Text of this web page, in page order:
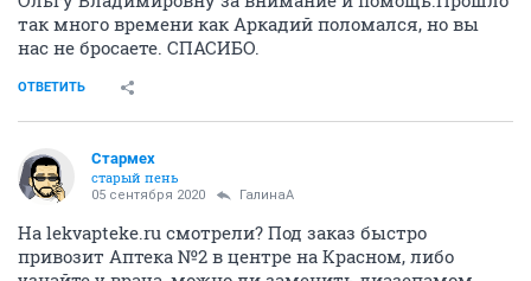
так много времени как Аркадий поломался, но вы
нас не бросаете. СПАСИБО.
ОТВЕТИТЬ
Стармех
старый пень
05 сентября 2020 ГалинаА
На lekvapteke.ru смотрели? Под заказ быстро
привозит Аптека №2 в центре на Красном, либо